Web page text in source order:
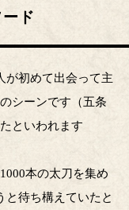
ド
が初めて出会って主
シーンです（五条
といわれます
本の太刀を集め
と待ち構えていたと